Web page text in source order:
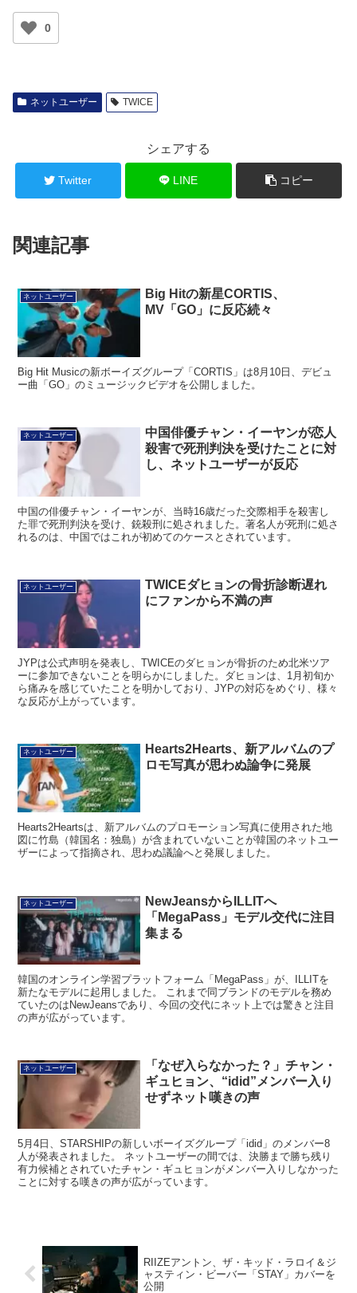
0
Twitter LINE コピー
MV「GO」に反応続々
Big Hit Musicの新ボーイズグループ「CORTIS」は8月10日、デビュ
ー曲「GO」のミュージックビデオを公開しました。
殺害で死刑判決を受けたことに対
し、ネットユーザーが反応
中国の俳優チャン・イーヤンが、当時16歳だった交際相手を殺害し
た罪で死刑判決を受け、銃殺刑に処されました。著名人が死刑に処さ
れるのは、中国ではこれが初めてのケースとされています。
にファンから不満の声
JYPは公式声明を発表し、TWICEのダヒョンが骨折のため北米ツア
ーに参加できないことを明らかにしました。ダヒョンは、1月初旬か
ら痛みを感じていたことを明かしており、JYPの対応をめぐり、様々
な反応が上がっています。
ロモ写真が思わぬ論争に発展
Hearts2Heartsは、新アルバムのプロモーション写真に使用された地
図に竹島（韓国名：独島）が含まれていないことが韓国のネットユー
ザーによって指摘され、思わぬ議論へと発展しました。
「MegaPass」モデル交代に注目
集まる
韓国のオンライン学習プラットフォーム「MegaPass」が、ILLITを
新たなモデルに起用しました。 これまで同ブランドのモデルを務め
ていたのはNewJeansであり、今回の交代にネット上では驚きと注目
の声が広がっています。
ギュヒョン、“idid”メンバー入り
せずネット嘆きの声
5月4日、STARSHIPの新しいボーイズグループ「idid」のメンバー8
人が発表されました。 ネットユーザーの間では、決勝まで勝ち残り
有力候補とされていたチャン・ギュヒョンがメンバー入りしなかった
ことに対する嘆きの声が広がっています。
ャスティン・ビーバー「STAY」カバーを
公開